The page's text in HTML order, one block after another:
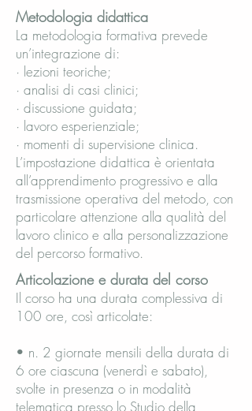
Metodologia didattica
La metodologia formativa prevede
un’integrazione di:
· lezioni teoriche;
· analisi di casi clinici;
· discussione guidata;
· lavoro esperienziale;
· momenti di supervisione clinica.
L’impostazione didattica è orientata
all’apprendimento progressivo e alla
trasmissione operativa del metodo, con
particolare attenzione alla qualità del
lavoro clinico e alla personalizzazione
del percorso formativo.
Articolazione e durata del corso
Il corso ha una durata complessiva di
100 ore, così articolate:
• n. 2 giornate mensili della durata di
6 ore ciascuna (venerdì e sabato),
svolte in presenza o in modalità
telematica presso lo Studio della